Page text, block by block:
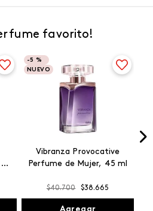
favorito!
-5 %
NUEVO
Vibranza Provocative
Perfume de Mujer, 45 ml
$40.700 $38.665